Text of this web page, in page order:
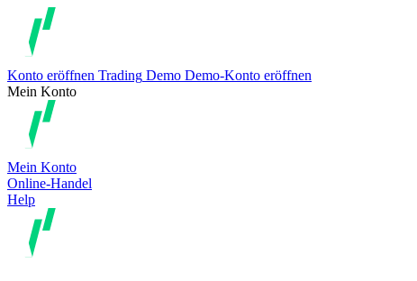
Konto eröffnen Trading Demo Demo-Konto eröffnen
Mein Konto
Mein Konto
Online-Handel
Help